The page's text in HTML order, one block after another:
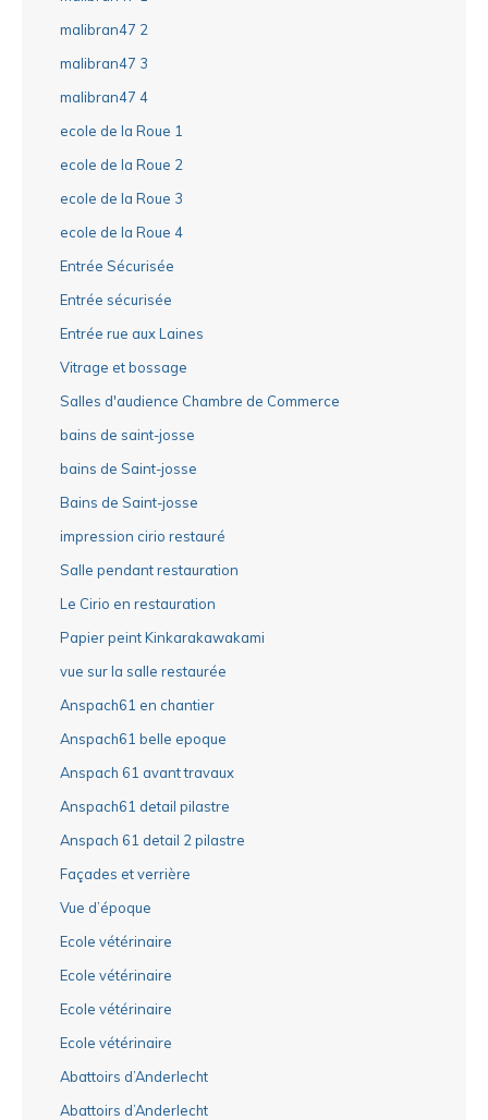
malibran47 2
malibran47 3
malibran47 4
ecole de la Roue 1
ecole de la Roue 2
ecole de la Roue 3
ecole de la Roue 4
Entrée Sécurisée
Entrée sécurisée
Entrée rue aux Laines
Vitrage et bossage
Salles d'audience Chambre de Commerce
bains de saint-josse
bains de Saint-josse
Bains de Saint-josse
impression cirio restauré
Salle pendant restauration
Le Cirio en restauration
Papier peint Kinkarakawakami
vue sur la salle restaurée
Anspach61 en chantier
Anspach61 belle epoque
Anspach 61 avant travaux
Anspach61 detail pilastre
Anspach 61 detail 2 pilastre
Façades et verrière
Vue d’époque
Ecole vétérinaire
Ecole vétérinaire
Ecole vétérinaire
Ecole vétérinaire
Abattoirs d’Anderlecht
Abattoirs d’Anderlecht